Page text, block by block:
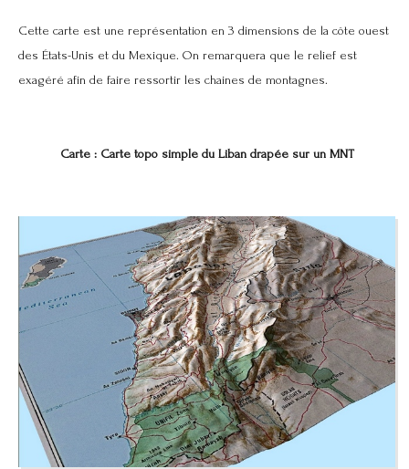
Cette carte est une représentation en 3 dimensions de la côte ouest
des États-Unis et du Mexique. On remarquera que le relief est
exagéré afin de faire ressortir les chaines de montagnes.
Carte : Carte topo simple du Liban drapée sur un MNT